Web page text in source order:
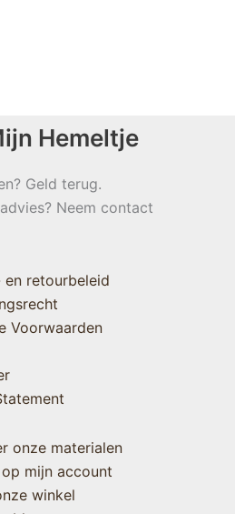
Hemeltje
Geld terug.
Neem contact
retourbeleid
Voorwaarden
onze materialen
mijn account
winkel